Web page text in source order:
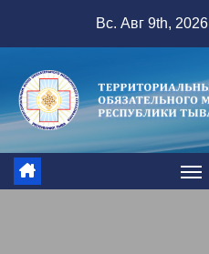
содержимому
Вс. Авг 9th, 2026